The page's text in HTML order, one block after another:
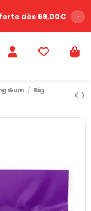
dès 69,00€ ›
Gum
Big